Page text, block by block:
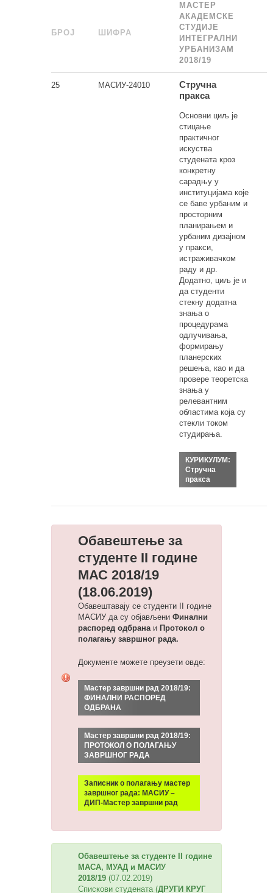
БРОЈ ШИФРА
МАСТЕР
АКАДЕМСКЕ
СТУДИЈЕ
ИНТЕГРАЛНИ
УРБАНИЗАМ
2018/19
25 МАСИУ-24010
Стручна
пракса
Основни циљ је
стицање
практичног
искуства
студената кроз
конкретну
сарадњу у
институцијама које
се баве урбаним и
просторним
планирањем и
урбаним дизајном
у пракси,
истраживачком
раду и др.
Додатно, циљ је и
да студенти
стекну додатна
знања о
процедурама
одлучивања,
формирању
планерских
решења, као и да
провере теоретска
знања у
релевантним
областима која су
стекли током
студирања.
КУРИКУЛУМ:
Стручна
пракса
Обавештење за
студенте II године
МАС 2018/19
(18.06.2019)
Обавештавају се студенти II године
МАСИУ да су објављени Финални
распоред одбранаи Протокол о
полагању завршног рада.
Документе можете преузети овде:
Мастер завршни рад 2018/19:
ФИНАЛНИ РАСПОРЕД
ОДБРАНА
Мастер завршни рад 2018/19:
ПРОТОКОЛ О ПОЛАГАЊУ
ЗАВРШНОГ РАДА
Записник о полагању мастер
завршног рада: МАСИУ –
ДИП-Мастер завршни рад
Обавештење за студенте II године
МАСА, МУАД и МАСИУ
2018/19 (07.02.2019)
Спискови студената (ДРУГИ КРУГ